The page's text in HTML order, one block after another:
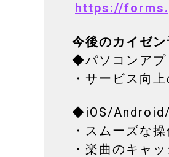
https://
今後のカイゼン
◆パソコンアプ
・サービス向
◆iOS/Android/
・スムーズな
・楽曲のキャ